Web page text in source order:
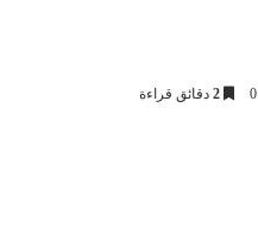
0
2 دقائق قراءة